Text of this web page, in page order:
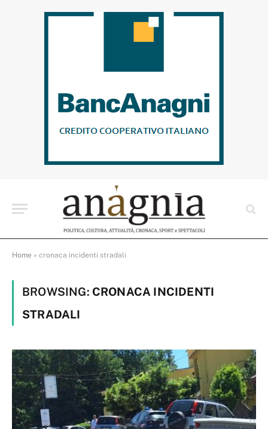
Home » cronaca incidenti stradali
BROWSING: CRONACA INCIDENTI
STRADALI